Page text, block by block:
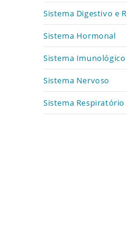
Sistema Digestivo e
Sistema Hormonal
Sistema Imunológico
Sistema Nervoso
Sistema Respiratório